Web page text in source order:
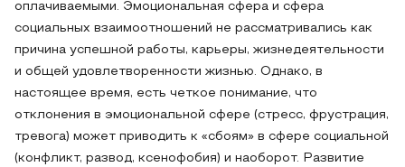
оплачиваемыми. Эмоциональная сфера и сфера
социальных взаимоотношений не рассматривались как
причина успешной работы, карьеры, жизнедеятельности
и общей удовлетворенности жизнью. Однако, в
настоящее время, есть четкое понимание, что
отклонения в эмоциональной сфере (стресс, фрустрация,
тревога) может приводить к «сбоям» в сфере социальной
(конфликт, развод, ксенофобия) и наоборот. Развитие